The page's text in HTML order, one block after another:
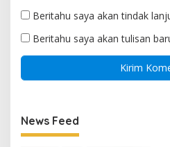
Beritahu saya akan tindak
Beritahu saya akan tulisan
News Feed